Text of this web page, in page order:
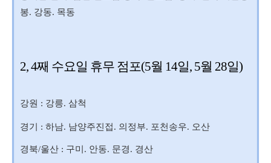
봉. 강동. 목동
2, 4째 수요일 휴무 점포(5월 14일, 5월 28일)
강원 : 강릉. 삼척
경기 : 하남. 남양주진접. 의정부. 포천송우. 오산
경북/울산 : 구미. 안동. 문경. 경산